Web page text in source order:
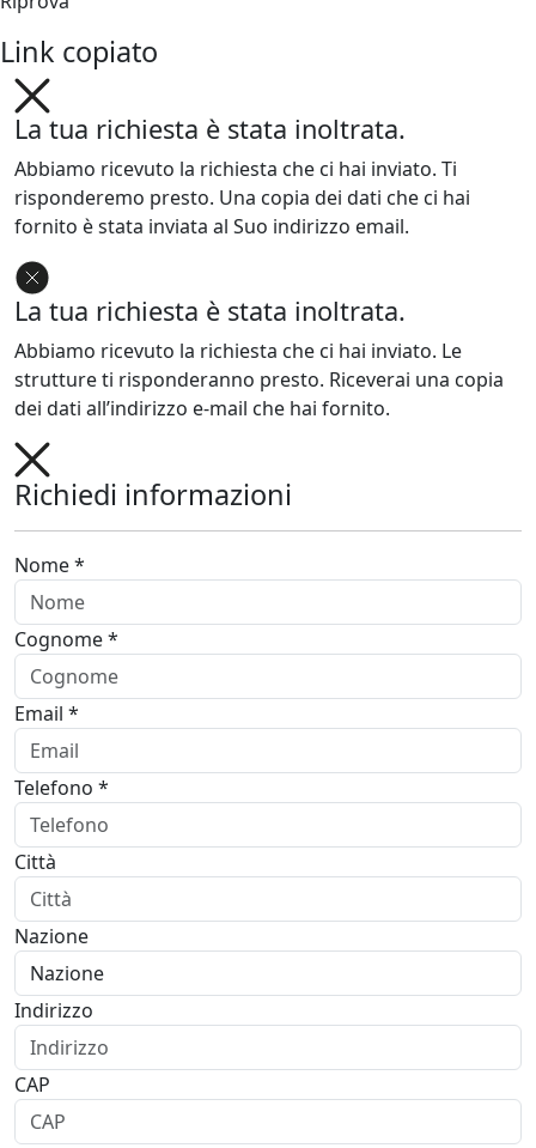
Link copiato
La tua richiesta è stata inoltrata.
Abbiamo ricevuto la richiesta che ci hai inviato. Ti
risponderemo presto. Una copia dei dati che ci hai
fornito è stata inviata al Suo indirizzo email.
La tua richiesta è stata inoltrata.
Abbiamo ricevuto la richiesta che ci hai inviato. Le
strutture ti risponderanno presto. Riceverai una copia
dei dati all’indirizzo e-mail che hai fornito.
Richiedi informazioni
Nome *
Cognome *
Email *
Telefono *
Città
Nazione
Indirizzo
CAP